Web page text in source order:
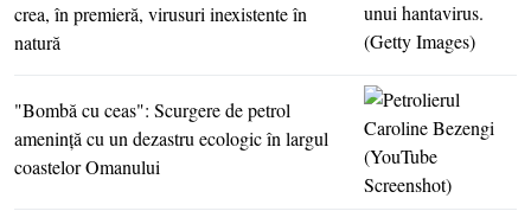
crea, în premieră, virusuri inexistente în
natură
"Bombă cu ceas": Scurgere de petrol
ameninţă cu un dezastru ecologic în largul
coastelor Omanului